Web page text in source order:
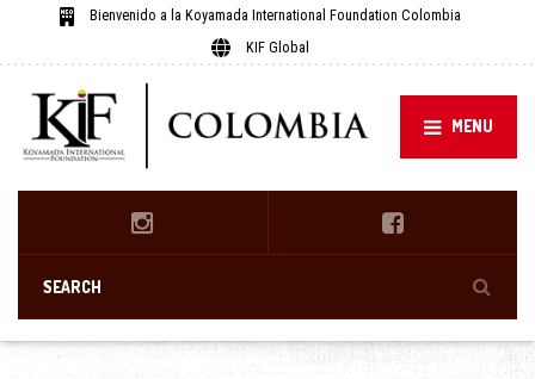
Bienvenido a la Koyamada International Foundation Colombia
KIF Global
MENU